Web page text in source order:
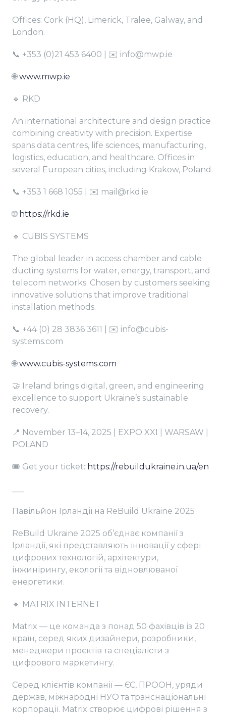
Offices: Cork (HQ), Limerick, Tralee, Galway, and
London.
📞 +353 (0)21 453 6400 | ✉️ info@mwp.ie
🌐www.mwp.ie
🔹 RKD
An international architecture and design practice
combining creativity with precision. Expertise
spans data centres, life sciences, manufacturing,
logistics, education, and healthcare. Offices in
several European cities, including Krakow, Poland.
📞 +353 1 668 1055 | ✉️ mail@rkd.ie
🌐 https://rkd.ie
🔹 CUBIS SYSTEMS
The global leader in access chamber and cable
ducting systems for water, energy, transport, and
telecom networks. Chosen by customers seeking
innovative solutions that improve traditional
installation methods.
📞 +44 (0) 28 3836 3611 | ✉️ info@cubis-
systems.com
🌐www.cubis-systems.com
🤝 Ireland brings digital, green, and engineering
excellence to support Ukraine’s sustainable
recovery.
📍 November 13–14, 2025 | EXPO XXI | WARSAW |
POLAND
🎟️ Get your ticket: https://rebuildukraine.in.ua/en
Павільйон Ірландії на ReBuild Ukraine 2025
ReBuild Ukraine 2025 об’єднає компанії з
Ірландії, які представляють інновації у сфері
цифрових технологій, архітектури,
інжинірингу, екології та відновлюваної
енергетики.
🔹 MATRIX INTERNET
Matrix — це команда з понад 50 фахівців із 20
країн, серед яких дизайнери, розробники,
менеджери проєктів та спеціалісти з
цифрового маркетингу.
Серед клієнтів компанії — ЄС, ПРООН, уряди
держав, міжнародні НУО та транснаціональні
корпорації. Matrix створює цифрові рішення з